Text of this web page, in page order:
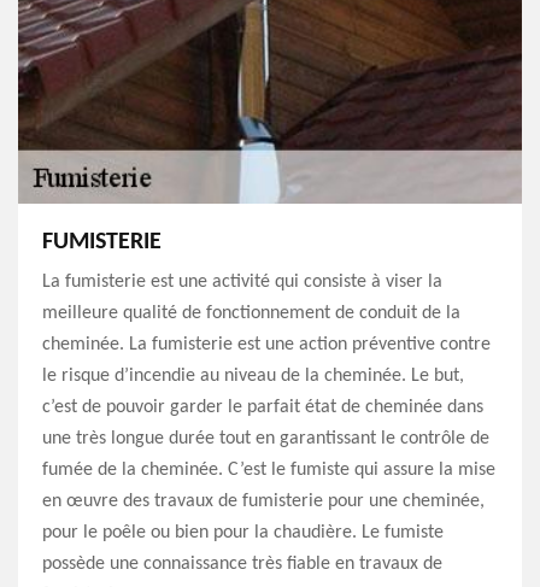
FUMISTERIE
La fumisterie est une activité qui consiste à viser la
meilleure qualité de fonctionnement de conduit de la
cheminée. La fumisterie est une action préventive contre
le risque d’incendie au niveau de la cheminée. Le but,
c’est de pouvoir garder le parfait état de cheminée dans
une très longue durée tout en garantissant le contrôle de
fumée de la cheminée. C’est le fumiste qui assure la mise
en œuvre des travaux de fumisterie pour une cheminée,
pour le poêle ou bien pour la chaudière. Le fumiste
possède une connaissance très fiable en travaux de